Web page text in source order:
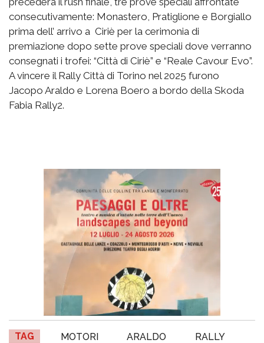
consecutivamente: Monastero, Pratiglione e Borgiallo
prima dell’ arrivo a Ciriè per la cerimonia di
premiazione dopo sette prove speciali dove verranno
consegnati i trofei: “Città di Ciriè” e “Reale Cavour Evo”.
A vincere il Rally Città di Torino nel 2025 furono
Jacopo Araldo e Lorena Boero a bordo della Skoda
Fabia Rally2.
TAG MOTORI ARALDO
RALLY